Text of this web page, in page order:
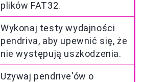
plików FAT32.
Wykonaj testy wydajności
pendriva, aby upewnić się, że
nie występują uszkodzenia.
Używaj pendrive'ów o